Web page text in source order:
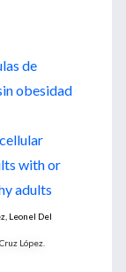
de
obesidad
with or
adults
Leonel Del
López.